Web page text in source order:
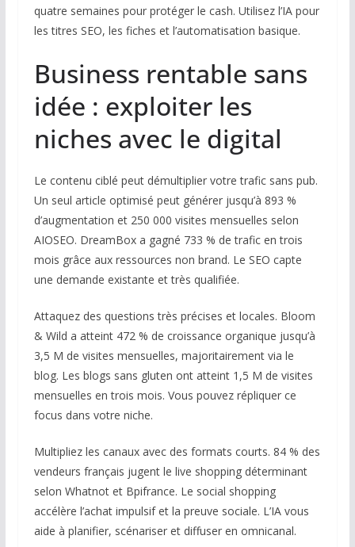
quatre semaines pour protéger le cash. Utilisez l’IA pour
les titres SEO, les fiches et l’automatisation basique.
Business rentable sans
idée : exploiter les
niches avec le digital
Le contenu ciblé peut démultiplier votre trafic sans pub.
Un seul article optimisé peut générer jusqu’à 893 %
d’augmentation et 250 000 visites mensuelles selon
AIOSEO. DreamBox a gagné 733 % de trafic en trois
mois grâce aux ressources non brand. Le SEO capte
une demande existante et très qualifiée.
Attaquez des questions très précises et locales. Bloom
& Wild a atteint 472 % de croissance organique jusqu’à
3,5 M de visites mensuelles, majoritairement via le
blog. Les blogs sans gluten ont atteint 1,5 M de visites
mensuelles en trois mois. Vous pouvez répliquer ce
focus dans votre niche.
Multipliez les canaux avec des formats courts. 84 % des
vendeurs français jugent le live shopping déterminant
selon Whatnot et Bpifrance. Le social shopping
accélère l’achat impulsif et la preuve sociale. L’IA vous
aide à planifier, scénariser et diffuser en omnicanal.